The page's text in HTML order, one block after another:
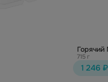
Горячий
715 г
1 246 ₽